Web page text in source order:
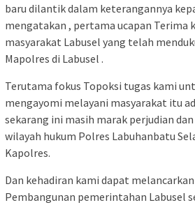
baru dilantik dalam keterangannya
mengatakan , pertama ucapan Terima
masyarakat Labusel yang telah
Mapolres di Labusel .
Terutama fokus Topoksi tugas kami
mengayomi melayani masyarakat itu
sekarang ini masih marak perjudian
wilayah hukum Polres Labuhanbatu
Kapolres.
Dan kehadiran kami dapat
Pembangunan pemerintahan Labusel